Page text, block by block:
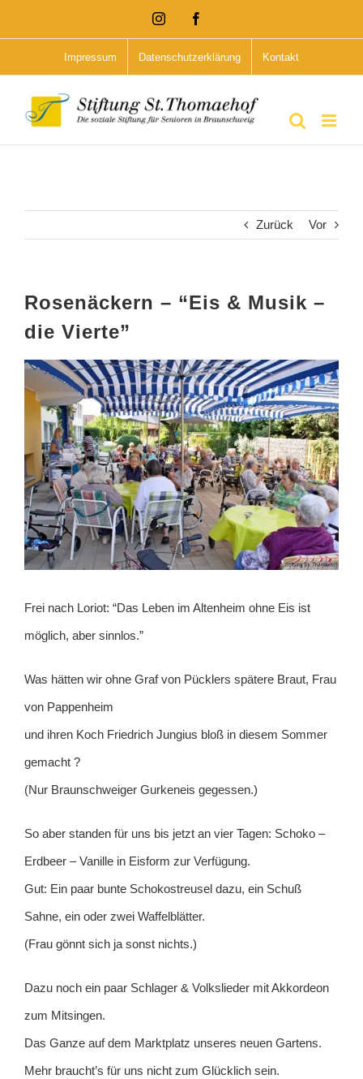
Inhalt
Instagram
Impressum Datenschutzerklärung Kontakt
Zurück Vor
Rosenäckern – “Eis & Musik –
die Vierte”
Frei nach Loriot: “Das Leben im Altenheim ohne Eis ist
möglich, aber sinnlos.”
Was hätten wir ohne Graf von Pücklers spätere Braut, Frau
von Pappenheim
und ihren Koch Friedrich Jungius bloß in diesem Sommer
gemacht ?
(Nur Braunschweiger Gurkeneis gegessen.)
So aber standen für uns bis jetzt an vier Tagen: Schoko –
Erdbeer – Vanille in Eisform zur Verfügung.
Gut: Ein paar bunte Schokostreusel dazu, ein Schuß
Sahne, ein oder zwei Waffelblätter.
(Frau gönnt sich ja sonst nichts.)
Dazu noch ein paar Schlager & Volkslieder mit Akkordeon
zum Mitsingen.
Das Ganze auf dem Marktplatz unseres neuen Gartens.
Mehr braucht’s für uns nicht zum Glücklich sein.